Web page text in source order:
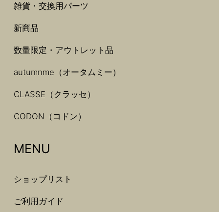
雑貨・交換用パーツ
新商品
数量限定・アウトレット品
autumnme（オータムミー）
CLASSE（クラッセ）
CODON（コドン）
MENU
ショップリスト
ご利用ガイド